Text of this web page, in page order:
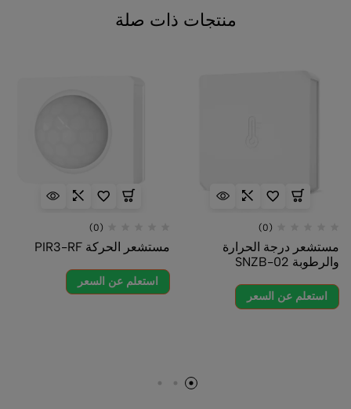
منتجات ذات صلة
(0)
مستشعر درجة الحرارة
والرطوبة SNZB-02
استعلم عن السعر
(0)
مستشعر الحركة PIR3-RF
استعلم عن السعر